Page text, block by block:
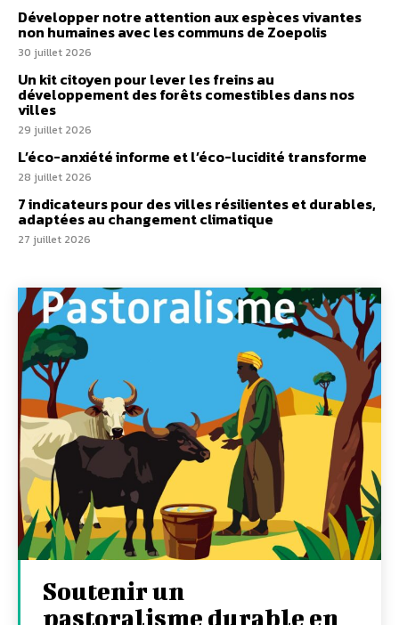
Développer notre attention aux espèces vivantes
non humaines avec les communs de Zoepolis
30 juillet 2026
Un kit citoyen pour lever les freins au
développement des forêts comestibles dans nos
villes
29 juillet 2026
L’éco-anxiété informe et l’éco-lucidité transforme
28 juillet 2026
7 indicateurs pour des villes résilientes et durables,
adaptées au changement climatique
27 juillet 2026
Soutenir un
pastoralisme durable en